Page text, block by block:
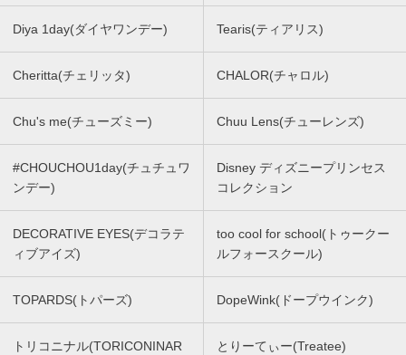
Diya 1day(ダイヤワンデー) Tearis(ティアリス)
Cheritta(チェリッタ) CHALOR(チャロル)
Chu's me(チューズミー) Chuu Lens(チューレンズ)
#CHOUCHOU1day(チュチュワ
ンデー)
Disney ディズニープリンセス
コレクション
DECORATIVE EYES(デコラテ
ィブアイズ)
too cool for school(トゥークー
ルフォースクール)
TOPARDS(トパーズ) DopeWink(ドープウインク)
トリコニナル(TORICONINAR
とりーてぃー(Treatee)